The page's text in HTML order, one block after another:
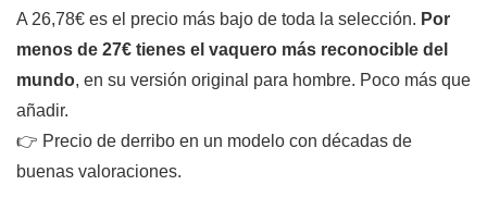
A 26,78€ es el precio más bajo de toda la selección. Por
menos de 27€ tienes el vaquero más reconocible del
mundo, en su versión original para hombre. Poco más que
añadir.
👉 Precio de derribo en un modelo con décadas de
buenas valoraciones.